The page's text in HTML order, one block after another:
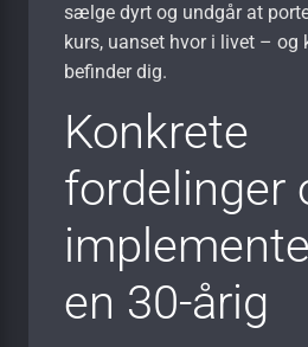
sælge dyrt og undgår at
kurs, uanset hvor i livet – og
befinder dig.
Konkrete
fordelinger
en 30-årig